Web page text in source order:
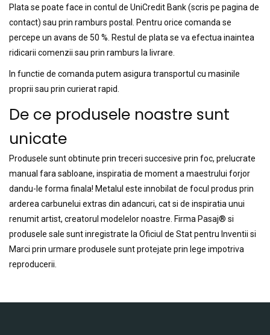
Plata se poate face in contul de UniCredit Bank (scris pe pagina de
contact) sau prin ramburs postal. Pentru orice comanda se
percepe un avans de 50 %. Restul de plata se va efectua inaintea
ridicarii comenzii sau prin ramburs la livrare.
In functie de comanda putem asigura transportul cu masinile
proprii sau prin curierat rapid.
De ce produsele noastre sunt
unicate
Produsele sunt obtinute prin treceri succesive prin foc, prelucrate
manual fara sabloane, inspiratia de moment a maestrului forjor
dandu-le forma finala! Metalul este innobilat de focul produs prin
arderea carbunelui extras din adancuri, cat si de inspiratia unui
renumit artist, creatorul modelelor noastre. Firma Pasaj® si
produsele sale sunt inregistrate la Oficiul de Stat pentru Inventii si
Marci prin urmare produsele sunt protejate prin lege impotriva
reproducerii.